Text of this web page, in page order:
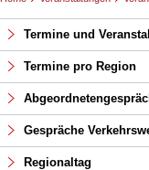
Termine und
Termine pro Region
Gespräche
Regionaltag